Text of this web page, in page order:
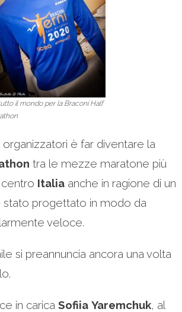
il mondo per la Braconi Half
organizzatori è far diventare la
tra le mezze maratone più
Italia anche in ragione di un
progettato in modo da
veloce.
si preannuncia ancora una volta
in carica Sofiia Yaremchuk, al